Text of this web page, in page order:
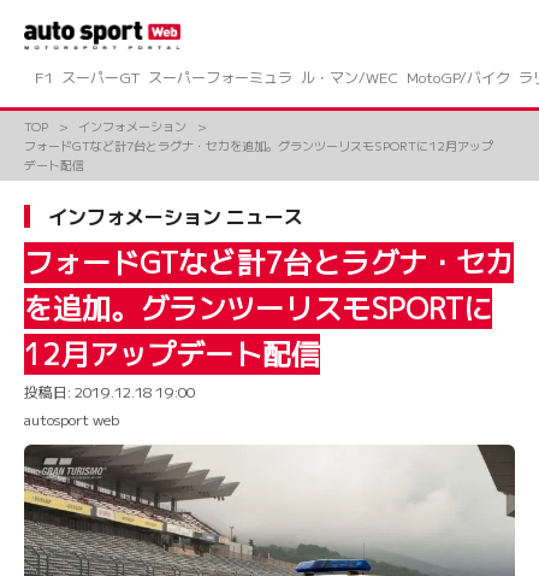
ツ
F1 スーパーGT スーパーフォーミュラ ル・マン/WEC MotoGP/バイク ラ
TOP
インフォメーション
フォードGTなど計7台とラグナ・セカを追加。グランツーリスモSPORTに12月アップ
デート配信
インフォメーション ニュース
フォードGTなど計7台とラグナ・セカ
を追加。グランツーリスモSPORTに
12月アップデート配信
投稿日: 2019.12.18 19:00
autosport web